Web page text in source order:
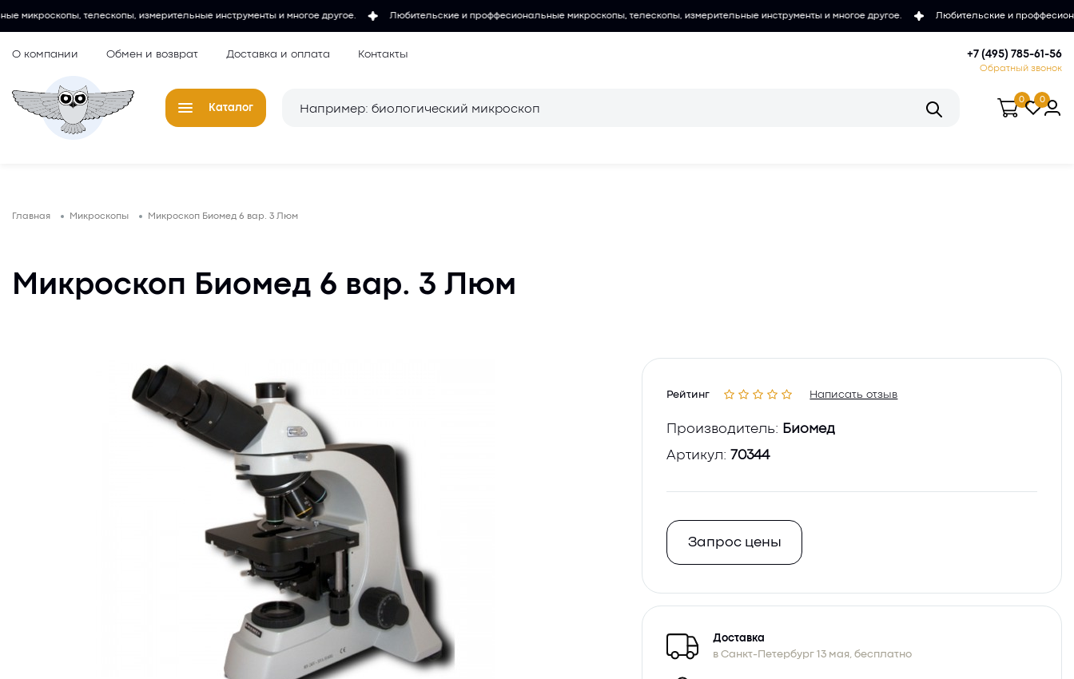
измерительные инструменты и многое другое. Любительские и проффесиональные микроскопы, телескопы, измерительные инструменты и многое другое. Любительские и проффесиональные
О компании Обмен и возврат Доставка и оплата Контакты +7 (495) 785-61-56
Обратный звонок
Каталог
0 0
Лупы
микроскопов
Главная Микроскопы Микроскоп Биомед 6 вар. 3 Люм
Микроскоп Биомед 6 вар. 3 Люм
Рейтинг Написать отзыв
Производитель: Биомед
Артикул: 70344
Запрос цены
Доставка
в Санкт-Петербург 13 мая, бесплатно